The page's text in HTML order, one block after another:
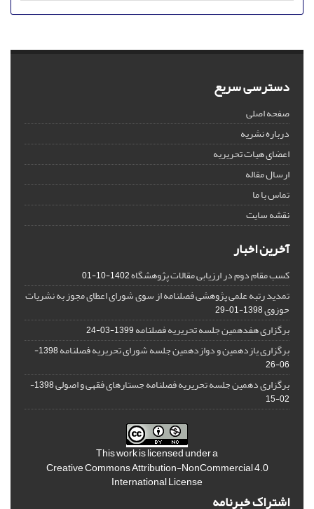
دسترسی سریع
صفحه اصلی
درباره نشریه
اعضای هیات تحریریه
ارسال مقاله
تماس با ما
نقشه سایت
آخرین اخبار
کسب مقام دوم در ارزیابی مقالات پژوهشگاه1402-10-01
تمدید رتبه علمی پژوهشی فصلنامه از سوی شورای اعطای مجوز به نشریات
حوزوی1398-01-29
برگزاری هفدهمین جلسه تحریریه فصلنامه1399-03-24
برگزاری یازدهمین و دوازدهمین جلسه شورای تحریریه فصلنامه
1398-
06-26
برگزاری دهمین جلسه تحریریه فصلنامه جستارهای فقهی و اصولی
1398-
02-15
This work is licensed under a
Creative Commons Attribution-NonCommercial 4.0
International License
اشتراک خبرنامه